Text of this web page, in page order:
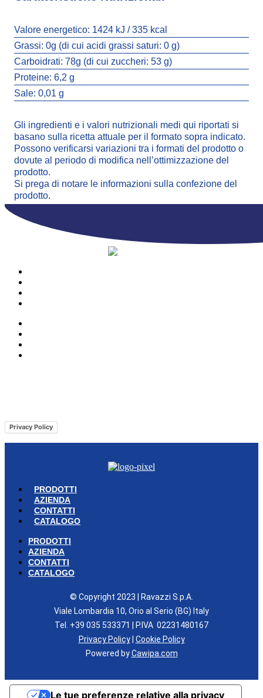
Valore energetico: 1424 kJ / 335 kcal
Grassi: 0g (di cui acidi grassi saturi: 0 g)
Carboidrati: 78g (di cui zuccheri: 53 g)
Proteine: 6,2 g
Sale: 0,01 g
Gli ingredienti e i valori nutrizionali medi qui riportati si
basano sulla ricetta attuale per il formato sopra indicato.
Possono verificarsi variazioni tra i formati del prodotto o
dovute al periodo di modifica nell’ottimizzazione del
prodotto.
Si prega di notare le informazioni sulla confezione del
prodotto.
Privacy Policy
PRODOTTI
AZIENDA
CONTATTI
CATALOGO
PRODOTTI
AZIENDA
CONTATTI
CATALOGO
© Copyright 2023 | Ravazzi S.p.A.
Viale Lombardia 10, Orio al Serio (BG) Italy
Tel. +39 035 533371 | P.IVA 02231480167
Privacy Policy| Cookie Policy
Powered byCawipa.com
Le tue preferenze relative alla privacy